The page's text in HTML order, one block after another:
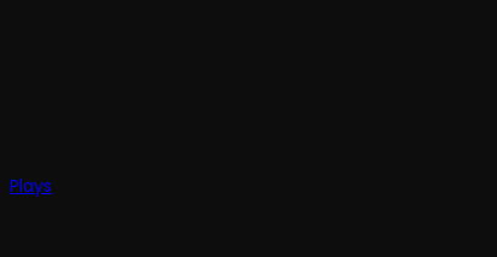
Plays